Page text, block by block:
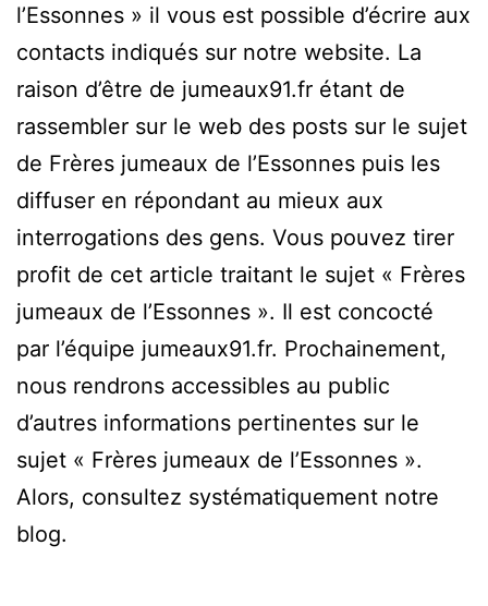
l’Essonnes » il vous est possible d’écrire aux
contacts indiqués sur notre website. La
raison d’être de jumeaux91.fr étant de
rassembler sur le web des posts sur le sujet
de Frères jumeaux de l’Essonnes puis les
diffuser en répondant au mieux aux
interrogations des gens. Vous pouvez tirer
profit de cet article traitant le sujet « Frères
jumeaux de l’Essonnes ». Il est concocté
par l’équipe jumeaux91.fr. Prochainement,
nous rendrons accessibles au public
d’autres informations pertinentes sur le
sujet « Frères jumeaux de l’Essonnes ».
Alors, consultez systématiquement notre
blog.